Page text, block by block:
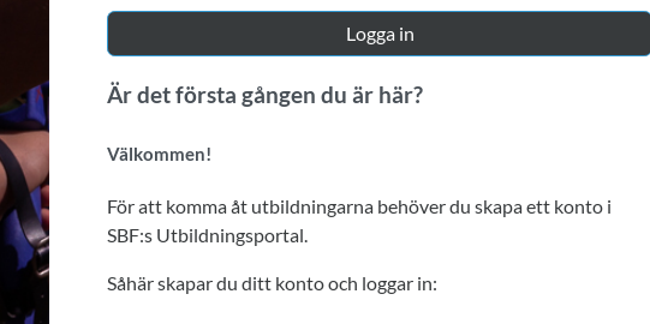
Logga in
Är det första gången du är här?
Välkommen!
För att komma åt utbildningarna behöver du skapa ett konto i
SBF:s Utbildningsportal.
Såhär skapar du ditt konto och loggar in: